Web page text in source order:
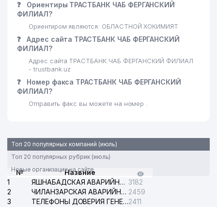
❓
Ориентиры ТРАСТБАНК ЧАБ ФЕРГАНСКИЙ
ФИЛИАЛ?
Ориентиром являются: ОБЛАСТНОЙ ХОКИМИЯТ
❓
Адрес сайта ТРАСТБАНК ЧАБ ФЕРГАНСКИЙ
ФИЛИАЛ?
Адрес сайта ТРАСТБАНК ЧАБ ФЕРГАНСКИЙ ФИЛИАЛ
- trustbank.uz
❓
Номер факса ТРАСТБАНК ЧАБ ФЕРГАНСКИЙ
ФИЛИАЛ?
Отправить факс вы можете на номер .
Топ 20 популярных компаний (июль)
Топ 20 популярных рубрик (июль)
Новые организации на сайте
№
Назвние
1
ЯШНАБАДСКАЯ АВАРИЙНАЯ СЛУЖБА ЭЛЕКТРОСЕТИ 3182
2
ЧИЛАНЗАРСКАЯ АВАРИЙНАЯ СЛУЖБА ЭЛЕКТРОСЕТИ 2459
3
ТЕЛЕФОНЫ ДОВЕРИЯ ГЕНЕРАЛЬНОЙ ПРОКУРАТУРЫ РЕСПУБЛИКИ УЗБЕКИСТАН2411